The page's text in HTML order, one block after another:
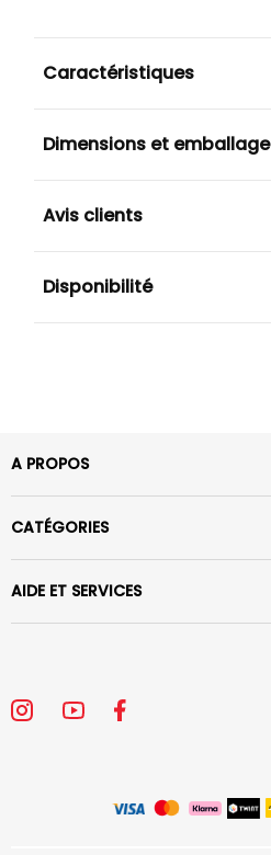
Caractéristiques
Dimensions et emballage
Avis clients
Disponibilité
A PROPOS
CATÉGORIES
AIDE ET SERVICES